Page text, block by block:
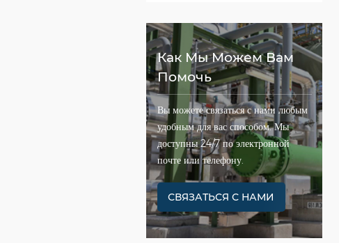
Как Мы Можем Вам
Помочь
Вы можете связаться с нами любым
удобным для вас способом. Мы
доступны 24/7 по электронной
почте или телефону.
СВЯЗАТЬСЯ С НАМИ